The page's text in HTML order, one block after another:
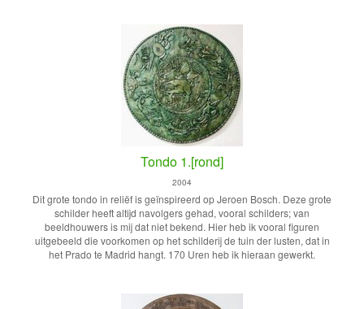
Tondo 1.[rond]
2004
Dit grote tondo in reliëf is geïnspireerd op Jeroen Bosch. Deze grote
schilder heeft altijd navolgers gehad, vooral schilders; van
beeldhouwers is mij dat niet bekend. Hier heb ik vooral figuren
uitgebeeld die voorkomen op het schilderij de tuin der lusten, dat in
het Prado te Madrid hangt. 170 Uren heb ik hieraan gewerkt.